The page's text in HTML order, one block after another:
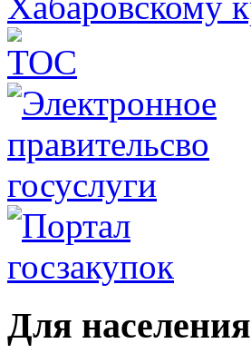
Для населения